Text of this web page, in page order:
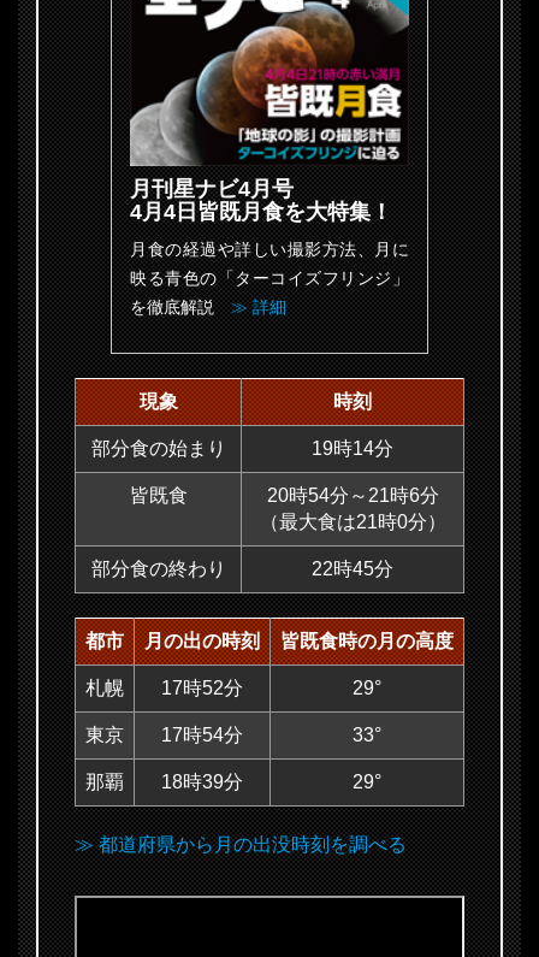
月刊星ナビ4月号
4月4日皆既月食を大特集！
月食の経過や詳しい撮影方法、月に
映る青色の「ターコイズフリンジ」
を徹底解説≫ 詳細
現象 時刻
部分食の始まり 19時14分
皆既食
20時54分～21時6分
（最大食は21時0分）
部分食の終わり 22時45分
都市 月の出の時刻 皆既食時の月の高度
札幌 17時52分 29°
東京 17時54分 33°
那覇 18時39分 29°
≫ 都道府県から月の出没時刻を調べる